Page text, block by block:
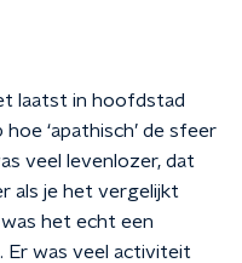
laatst in hoofdstad
‘apathisch’ de sfeer
veel levenlozer, dat
als je het vergelijkt
het echt een
Er was veel activiteit